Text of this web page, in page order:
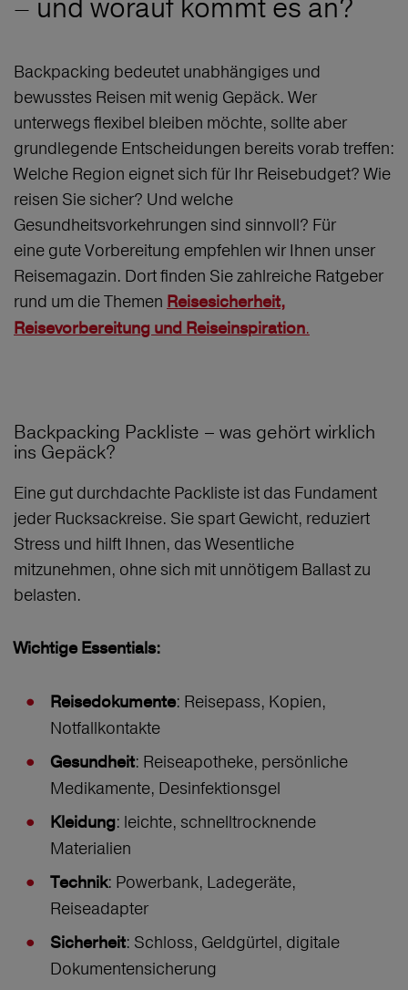
– und worauf kommt es an?
Backpacking bedeutet unabhängiges und
bewusstes Reisen mit wenig Gepäck. Wer
unterwegs flexibel bleiben möchte, sollte aber
grundlegende Entscheidungen bereits vorab treffen:
Welche Region eignet sich für Ihr Reisebudget? Wie
reisen Sie sicher? Und welche
Gesundheitsvorkehrungen sind sinnvoll? Für
eine gute Vorbereitung empfehlen wir Ihnen unser
Reisemagazin. Dort finden Sie zahlreiche Ratgeber
rund um die Themen Reisesicherheit,
Reisevorbereitung und Reiseinspiration.
Backpacking Packliste – was gehört wirklich
ins Gepäck?
Eine gut durchdachte Packliste ist das Fundament
jeder Rucksackreise. Sie spart Gewicht, reduziert
Stress und hilft Ihnen, das Wesentliche
mitzunehmen, ohne sich mit unnötigem Ballast zu
belasten.
Wichtige Essentials:
Reisedokumente: Reisepass, Kopien,
Notfallkontakte
Gesundheit: Reiseapotheke, persönliche
Medikamente, Desinfektionsgel
Kleidung: leichte, schnelltrocknende
Materialien
Technik: Powerbank, Ladegeräte,
Reiseadapter
Sicherheit: Schloss, Geldgürtel, digitale
Dokumentensicherung